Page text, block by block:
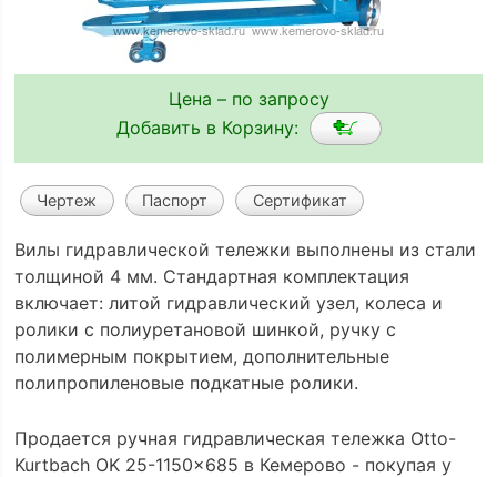
Цена – по запросу
Добавить в Корзину:
Чертеж Паспорт Сертификат
Вилы гидравлической тележки выполнены из стали
толщиной 4 мм. Стандартная комплектация
включает: литой гидравлический узел, колеса и
ролики с полиуретановой шинкой, ручку с
полимерным покрытием, дополнительные
полипропиленовые подкатные ролики.
Продается ручная гидравлическая тележка Otto-
Kurtbach OK 25-1150x685 в Кемерово - покупая у